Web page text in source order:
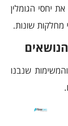
יחסי הגומלין
מחלקות שונות.
שנבנו